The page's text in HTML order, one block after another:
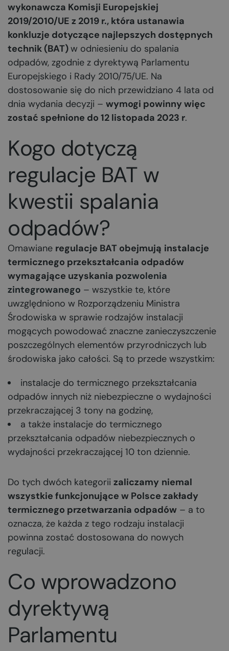
wykonawcza Komisji Europejskiej
2019/2010/UE z 2019 r., która ustanawia
konkluzje dotyczące najlepszych dostępnych
technik (BAT)w odniesieniu do spalania
odpadów, zgodnie z dyrektywą Parlamentu
Europejskiego i Rady 2010/75/UE. Na
dostosowanie się do nich przewidziano 4 lata od
dnia wydania decyzji – wymogi powinny więc
zostać spełnione do 12 listopada 2023 r.
Kogo dotyczą
regulacje BAT w
kwestii spalania
odpadów?
Omawiane regulacje BAT obejmują instalacje
termicznego przekształcania odpadów
wymagające uzyskania pozwolenia
zintegrowanego – wszystkie te, które
uwzględniono w Rozporządzeniu Ministra
Środowiska w sprawie rodzajów instalacji
mogących powodować znaczne zanieczyszczenie
poszczególnych elementów przyrodniczych lub
środowiska jako całości. Są to przede wszystkim:
instalacje do termicznego przekształcania
odpadów innych niż niebezpieczne o wydajności
przekraczającej 3 tony na godzinę,
a także instalacje do termicznego
przekształcania odpadów niebezpiecznych o
wydajności przekraczającej 10 ton dziennie.
Do tych dwóch kategorii zaliczamy niemal
wszystkie funkcjonujące w Polsce zakłady
termicznego przetwarzania odpadów – a to
oznacza, że każda z tego rodzaju instalacji
powinna zostać dostosowana do nowych
regulacji.
Co wprowadzono
dyrektywą
Parlamentu